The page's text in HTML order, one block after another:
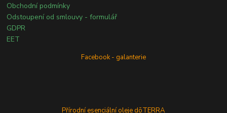
Obchodní podmínky
Odstoupení od smlouvy - formulář
GDPR
EET
Facebook - galanterie
Přírodní esenciální oleje dōTERRA